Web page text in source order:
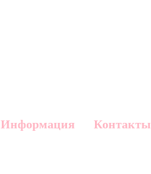
Информация Контакты